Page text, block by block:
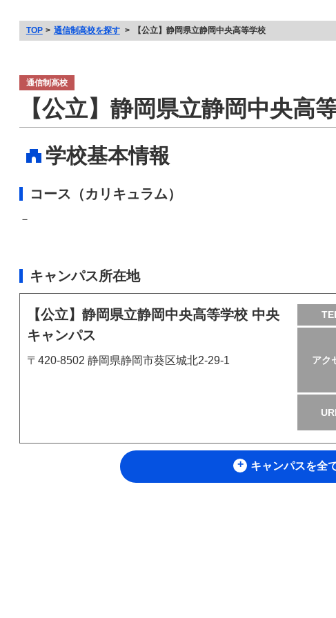
TOP 通信制高校を探す 【公立】静岡県立静岡中央高等学校
通信制高校
【公立】静岡県立静岡中央高
学校基本情報
コース（カリキュラム）
－
キャンパス所在地
【公立】静岡県立静岡中央高等学校 中央
キャンパス
〒420-8502 静岡県静岡市葵区城北2-29-1 アク
キャンパスを全